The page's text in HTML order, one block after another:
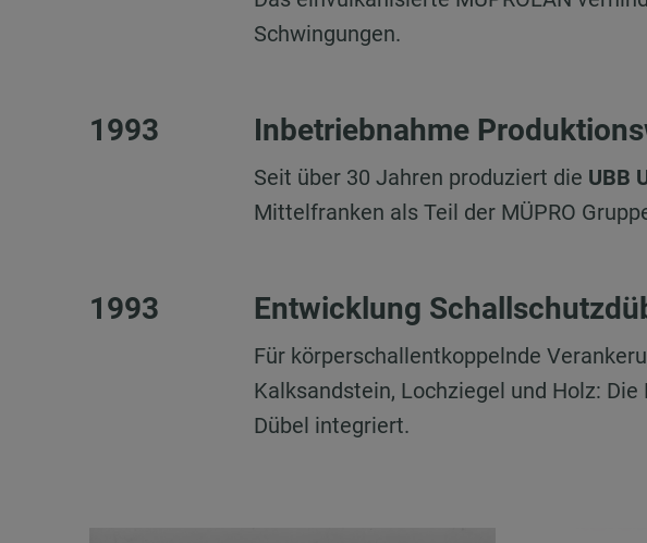
Schwingungen.
1993 Inbetriebnahme
Seit über 30 Jahren produziert die UBB
Mittelfranken als Teil der MÜPRO
1993 Entwicklung
Für körperschallentkoppelnde
Kalksandstein, Lochziegel und Holz:
Dübel integriert.